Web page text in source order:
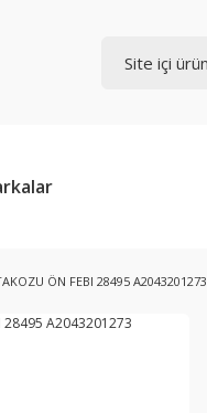
ÖN FEBI 28495 A2043201273